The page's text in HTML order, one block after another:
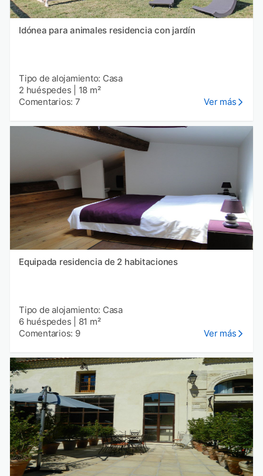
Idónea para animales residencia con jardín
Tipo de alojamiento: Casa
2 huéspedes
18 m²
Comentarios: 7
Ver más
Equipada residencia de 2 habitaciones
Tipo de alojamiento: Casa
6 huéspedes
81 m²
Comentarios: 9
Ver más